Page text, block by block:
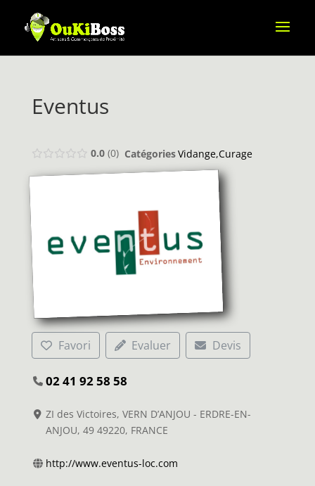
Eventus
0.0 0 CatégoriesVidange,Curage
Favori Evaluer Devis
02 41 92 58 58
ZI des Victoires, VERN D’ANJOU - ERDRE-EN-
ANJOU, 49 49220, FRANCE
http://www.eventus-loc.com